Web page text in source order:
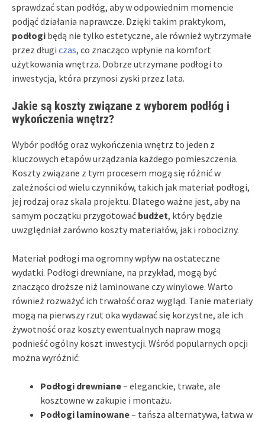
sprawdzać stan podłóg, aby w odpowiednim momencie
podjąć działania naprawcze. Dzięki takim praktykom,
podłogi będą nie tylko estetyczne, ale również wytrzymałe
przez długi czas, co znacząco wpłynie na komfort
użytkowania wnętrza. Dobrze utrzymane podłogi to
inwestycja, która przynosi zyski przez lata.
Jakie są koszty związane z wyborem podłóg i
wykończenia wnętrz?
Wybór podłóg oraz wykończenia wnętrz to jeden z
kluczowych etapów urządzania każdego pomieszczenia.
Koszty związane z tym procesem mogą się różnić w
zależności od wielu czynników, takich jak materiał podłogi,
jej rodzaj oraz skala projektu. Dlatego ważne jest, aby na
samym początku przygotować budżet, który będzie
uwzględniał zarówno koszty materiałów, jak i robocizny.
Materiał podłogi ma ogromny wpływ na ostateczne
wydatki. Podłogi drewniane, na przykład, mogą być
znacząco droższe niż laminowane czy winylowe. Warto
również rozważyć ich trwałość oraz wygląd. Tanie materiały
mogą na pierwszy rzut oka wydawać się korzystne, ale ich
żywotność oraz koszty ewentualnych napraw mogą
podnieść ogólny koszt inwestycji. Wśród popularnych opcji
można wyróżnić:
Podłogi drewniane– eleganckie, trwałe, ale
kosztowne w zakupie i montażu.
Podłogi laminowane– tańsza alternatywa, łatwa w